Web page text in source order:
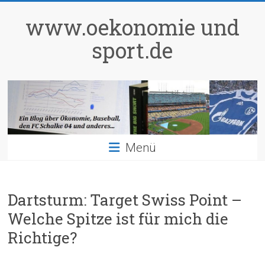
springenwww.oekonomie und
sport.de
Menü
Dartsturm: Target Swiss Point –
Welche Spitze ist für mich die
Richtige?